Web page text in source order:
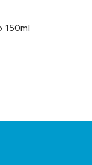
150ml